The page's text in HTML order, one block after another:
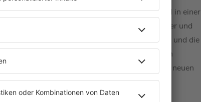
Jörg Pilawa gesteht, dass er schon mal in einer
Sendung eingeschlafen ist. Barbara Schöneberger und
sprechen über Pünktlichkeit, Social Media und die
Talkshow. Außerdem: Warum Jörg Pilawa einen
von sich im Hintergrund hat, hört ihr in der neuen
von „Mit den Waffeln einer Frau“.